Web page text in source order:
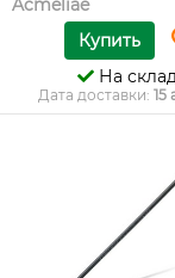
Acmeliae
Купить
На
Дата доставки: 15